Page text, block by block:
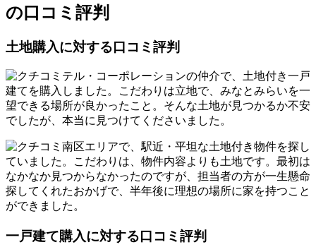
の口コミ評判
土地購入に対する口コミ評判
テル・コーポレーションの仲介で、土地付き一戸
建てを購入しました。こだわりは立地で、みなとみらいを一
望できる場所が良かったこと。そんな土地が見つかるか不安
でしたが、本当に見つけてくださいました。
南区エリアで、駅近・平坦な土地付き物件を探し
ていました。こだわりは、物件内容よりも土地です。最初は
なかなか見つからなかったのですが、担当者の方が一生懸命
探してくれたおかげで、半年後に理想の場所に家を持つこと
ができました。
一戸建て購入に対する口コミ評判